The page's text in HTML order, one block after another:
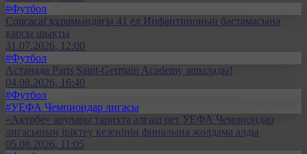
#Футбол
Concacaf құрамындағы 41 ел Инфантиноның бастамасына
қарсы шықты
31.07.2026, 12:00
#Футбол
Астанада Paris Saint-Germain Academy ашылады!
04.08.2026, 16:40
#Футбол
#УЕФА Чемпиондар лигасы
«Ақтөбе» арулары тарихта алғаш рет УЕФА Чемпиондар
лигасының іріктеу кезеңінің финалына жолдама алды
05.08.2026, 11:05